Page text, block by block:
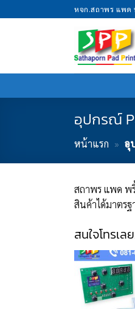
to
หจก.สถาพร แพด
อุปกรณ์
หน้าแรก » อุ
สถาพร แพด พ
สินค้าได้มาตร
สนใจโทรเ